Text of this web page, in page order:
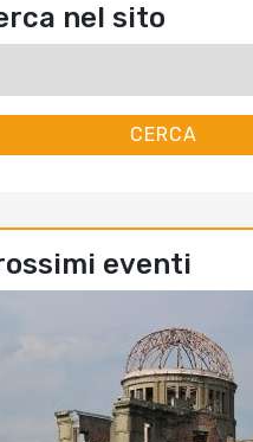
nel sito
eventi